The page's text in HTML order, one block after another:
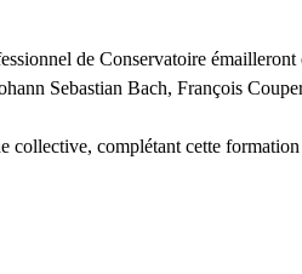
de Conservatoire
Sebastian Bach, François
complétant cette